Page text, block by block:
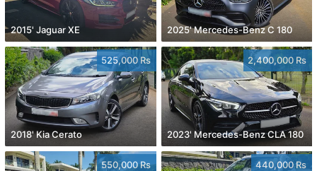
2015' Jaguar XE 2025' Mercedes-Benz C 180
525,000 Rs
2018' Kia Cerato
2,400,000 Rs
2023' Mercedes-Benz CLA 180
550,000 Rs 440,000 Rs